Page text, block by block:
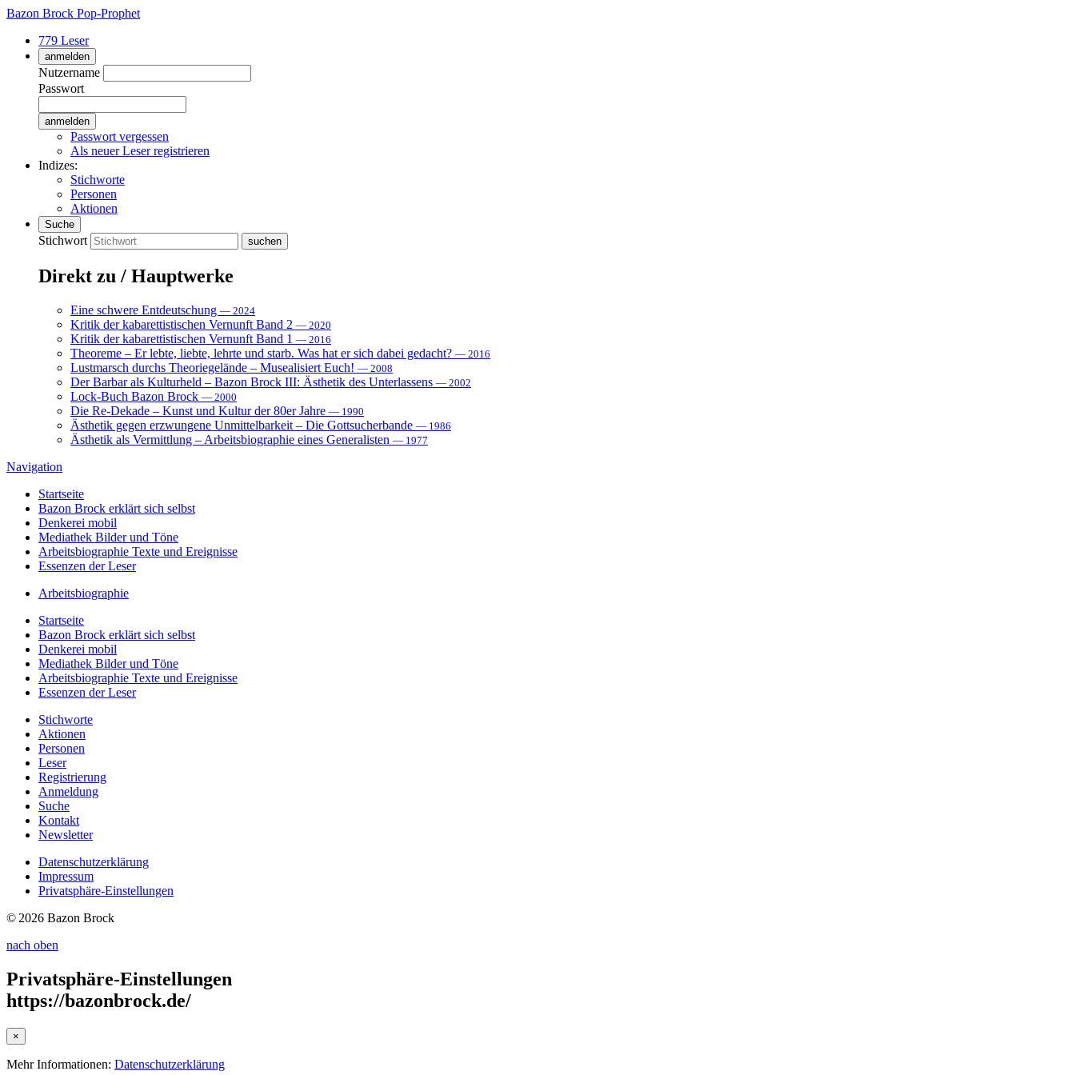
Bazon Brock Pop-Prophet
779 Leser
anmelden
Nutzername
Passwort
Passwort vergessen
Als neuer Leser registrieren
Indizes:
Stichworte
Personen
Aktionen
Suche
Stichwort
Direkt zu / Hauptwerke
Eine schwere Entdeutschung — 2024
Kritik der kabarettistischen Vernunft Band 2 — 2020
Kritik der kabarettistischen Vernunft Band 1 — 2016
Theoreme – Er lebte, liebte, lehrte und starb. Was hat er sich dabei gedacht? — 2016
Lustmarsch durchs Theoriegelände – Musealisiert Euch! — 2008
Der Barbar als Kulturheld – Bazon Brock III: Ästhetik des Unterlassens — 2002
Lock-Buch Bazon Brock — 2000
Die Re-Dekade – Kunst und Kultur der 80er Jahre — 1990
Ästhetik gegen erzwungene Unmittelbarkeit – Die Gottsucherbande — 1986
Ästhetik als Vermittlung – Arbeitsbiographie eines Generalisten — 1977
Navigation
Startseite
Bazon Brock erklärt sich selbst
Denkerei mobil
Mediathek Bilder und Töne
Arbeitsbiographie Texte und Ereignisse
Essenzen der Leser
Arbeitsbiographie
Startseite
Bazon Brock erklärt sich selbst
Denkerei mobil
Mediathek Bilder und Töne
Arbeitsbiographie Texte und Ereignisse
Essenzen der Leser
Stichworte
Aktionen
Personen
Leser
Registrierung
Anmeldung
Suche
Kontakt
Newsletter
Datenschutzerklärung
Impressum
Privatsphäre-Einstellungen
© 2026 Bazon Brock
nach oben
Privatsphäre-Einstellungen
https://bazonbrock.de/
×
Mehr Informationen: Datenschutzerklärung